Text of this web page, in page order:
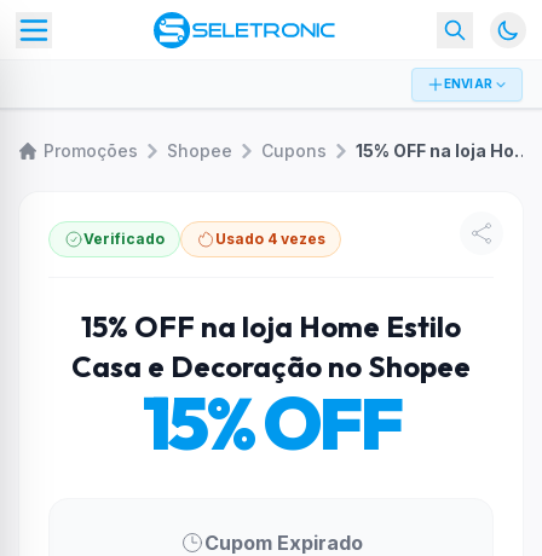
ENVIAR
Promoções Shopee Cupons 15% OFF na loja Home Estilo Casa e Decoração no Shopee
Verificado Usado 4 vezes
15% OFF na loja Home Estilo
Casa e Decoração no Shopee
15% OFF
Cupom Expirado